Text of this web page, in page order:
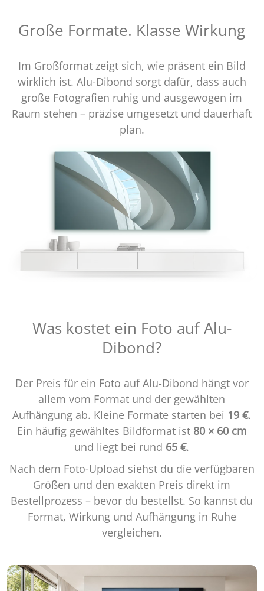
Große Formate. Klasse Wirkung
Im Großformat zeigt sich, wie präsent ein Bild
wirklich ist. Alu-Dibond sorgt dafür, dass auch
große Fotografien ruhig und ausgewogen im
Raum stehen – präzise umgesetzt und dauerhaft
plan.
Was kostet ein Foto auf Alu-
Dibond?
Der Preis für ein Foto auf Alu-Dibond hängt vor
allem vom Format und der gewählten
Aufhängung ab. Kleine Formate starten bei 19 €.
Ein häufig gewähltes Bildformat ist 80 × 60 cm
und liegt bei rund 65 €.
Nach dem Foto-Upload siehst du die verfügbaren
Größen und den exakten Preis direkt im
Bestellprozess – bevor du bestellst. So kannst du
Format, Wirkung und Aufhängung in Ruhe
vergleichen.